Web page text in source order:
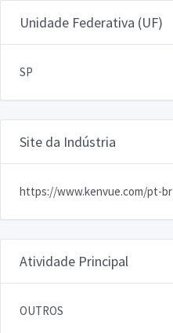
Unidade Federativa (UF)
SP
Site da Indústria
https://www.kenvue.com/pt-br
Atividade Principal
OUTROS